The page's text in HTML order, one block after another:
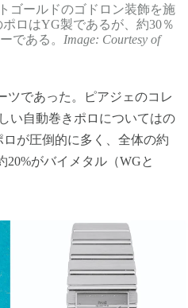
ゴールドのゴドロン装飾を施
ポロはYG製であるが、約30％
である。 Image: Courtesy of
ツであった。ピアジェのコレ
い自動巻きポロについてはの
が圧倒的に多く、全体の約
20%がバイメタル（WGと